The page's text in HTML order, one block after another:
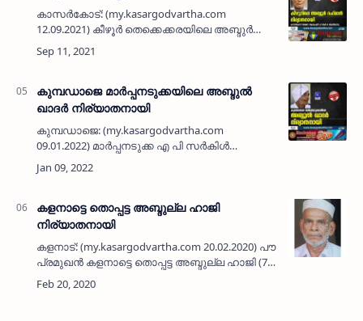
കാസർകോട്: (my.kasargodvartha.com
12.09.2021) കീഴൂർ തെക്കെക്കരയിലെ അബ്ദുർ
റഹ്‌മാൻ (65) നിര്യാതനായി. കാസർകോട്
അരമന ആശുപത്രി പി ആർ ഒ ആയിരുന്നു.
കുമ്പഡാജെ മാര്‍പ്പനടുക്കയിലെ അബ്ദുല്‍
ഖാദർ നിര്യാതനായി
കുമ്പഡാജെ: (my.kasargodvartha.com
09.01.2022) മാര്‍പ്പനടുക്ക എ പി സർകിൾ
കുറുഞ്ചി ഹൗസിലെ അബ്ദുല്‍ ഖാദർ (88)
നിര്യാതനായി. ഭാര്യ: ബീഫാത്വിമ, സൈനബ,
കളനാട്ടെ തൊപ്പട്ട അബ്ദുല്ല ഹാജി
നിര്യാതനായി
കളനാട്: (my.kasargodvartha.com 20.02.2020) പൗര
പ്രമുഖന്‍ കളനാട്ടെ തൊപ്പട്ട അബ്ദുല്ല ഹാജി (75)
നിര്യാതനായി. 10 വര്‍ഷത്തോളമായി കുമ്പള
നായ്ക്കാപ്പില്‍ താമസിച്ചു വരികയ…